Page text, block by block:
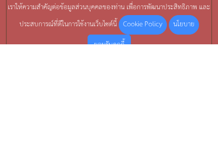
เราให้ความสำคัญต่อข้อมูลส่วนบุคคลของท่าน เพื่อการพัฒนาประสิทธิภาพ และ
ประสบการณ์ที่ดีในการใช้งานเว็บไซต์นี้ Cookie Policy
นโยบาย
ยอมรับคุกกี้